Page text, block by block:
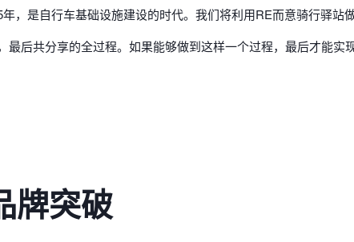
，是自行车基础设施建设的时代。我们将利用RE而意骑行驿站
后共分享的全过程。如果能够做到这样一个过程，最后才能实
牌突破